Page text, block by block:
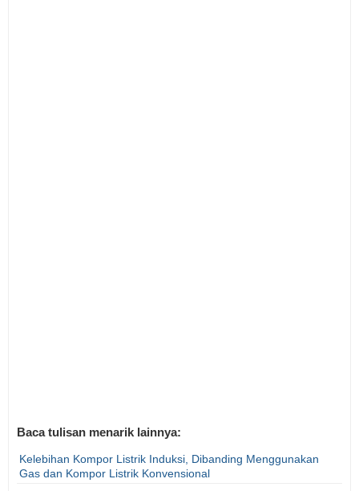
Baca tulisan menarik lainnya:
Kelebihan Kompor Listrik Induksi, Dibanding Menggunakan
Gas dan Kompor Listrik Konvensional